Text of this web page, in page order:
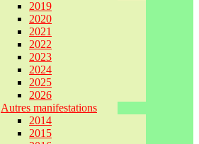
2019
2020
2021
2022
2023
2024
2025
2026
Autres manifestations
2014
2015